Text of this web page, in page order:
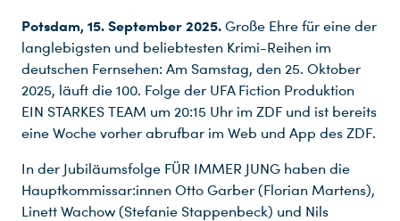
Potsdam, 15. September 2025. Große Ehre für eine der
langlebigsten und beliebtesten Krimi-Reihen im
deutschen Fernsehen: Am Samstag, den 25. Oktober
2025, läuft die 100. Folge der UFA Fiction Produktion
EIN STARKES TEAM um 20:15 Uhr im ZDF und ist bereits
eine Woche vorher abrufbar im Web und App des ZDF.
In der Jubiläumsfolge FÜR IMMER JUNG haben die
Hauptkommissar:innen Otto Garber (Florian Martens),
Linett Wachow (Stefanie Stappenbeck) und Nils